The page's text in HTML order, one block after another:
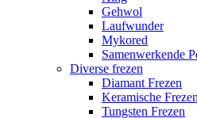
Gehwol
Laufwunder
Mykored
Samenwerkende
Diverse frezen
Diamant Frezen
Keramische Frezen
Tungsten Frezen